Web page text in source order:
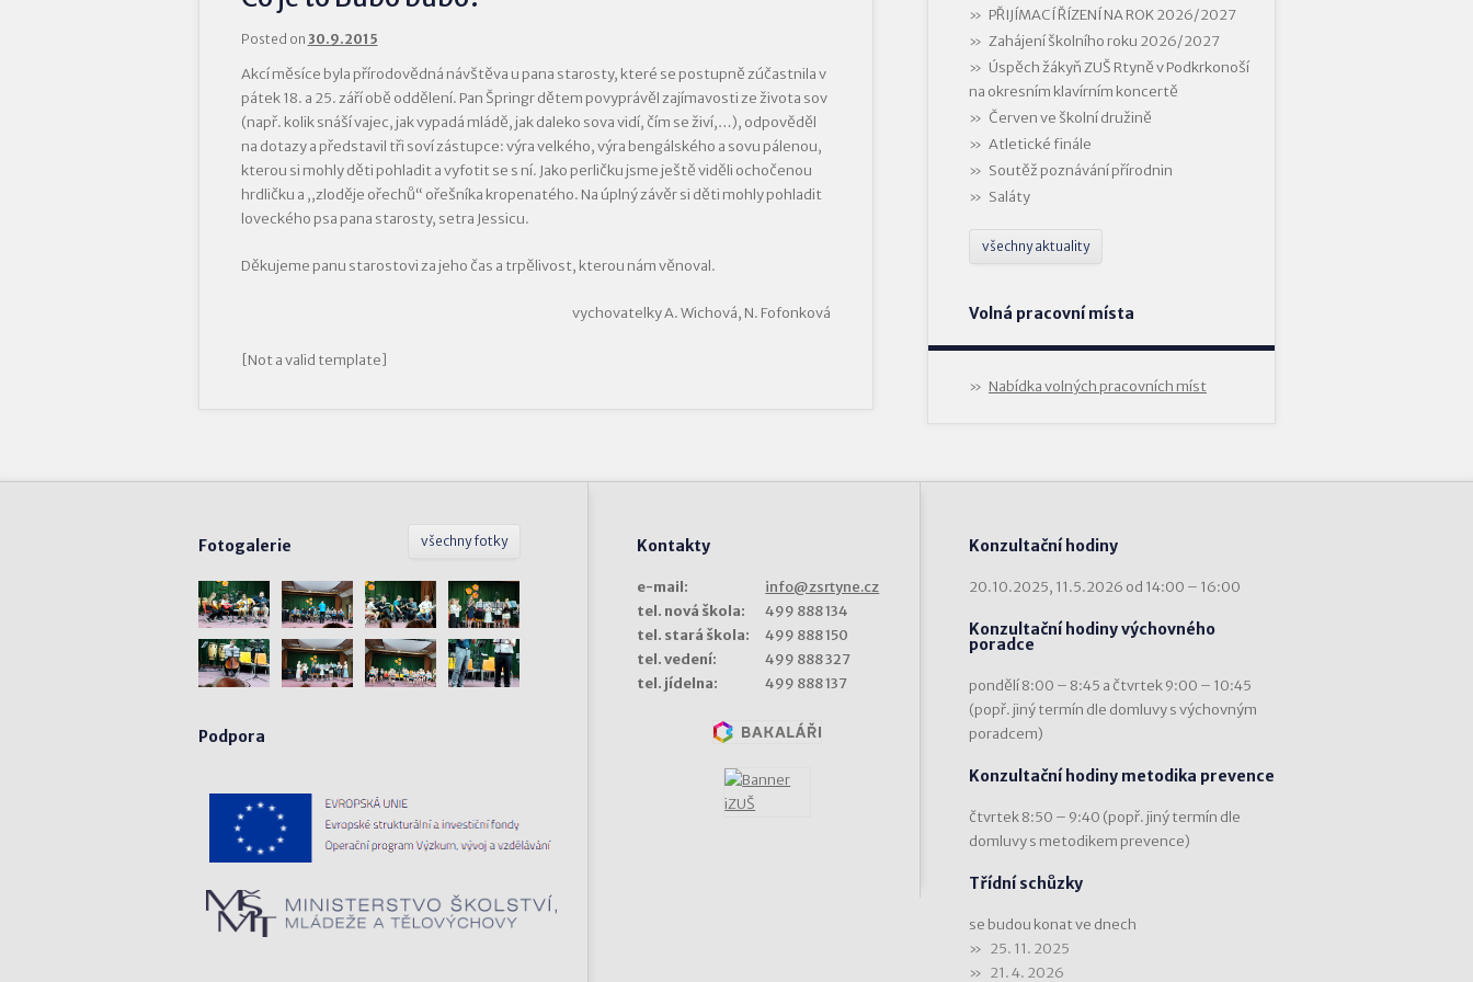
Posted on 30.9.2015
Akcí měsíce byla přírodovědná návštěva u pana starosty, které se postupně zúčastnila v
pátek 18. a 25. září obě oddělení. Pan Špringr dětem povyprávěl zajímavosti ze života sov
(např. kolik snáší vajec, jak vypadá mládě, jak daleko sova vidí, čím se živí,…), odpověděl
na dotazy a představil tři soví zástupce: výra velkého, výra bengálského a sovu pálenou,
kterou si mohly děti pohladit a vyfotit se s ní. Jako perličku jsme ještě viděli ochočenou
hrdličku a ,,zloděje ořechů“ ořešníka kropenatého. Na úplný závěr si děti mohly pohladit
loveckého psa pana starosty, setra Jessicu.
Děkujeme panu starostovi za jeho čas a trpělivost, kterou nám věnoval.
vychovatelky A. Wichová, N. Fofonková
[Not a valid template]
PŘIJÍMACÍ ŘÍZENÍ NA ROK 2026/2027
Zahájení školního roku 2026/2027
Úspěch žákyň ZUŠ Rtyně v Podkrkonoší
na okresním klavírním koncertě
Červen ve školní družině
Atletické finále
Soutěž poznávání přírodnin
Saláty
všechny aktuality
Volná pracovní místa
Nabídka volných pracovních míst
všechny fotky
Fotogalerie
Podpora
Kontakty
e-mail:
info@zsrtyne.cz
tel. nová škola:
499 888 134
tel. stará škola:
499 888 150
tel. vedení:
499 888 327
tel. jídelna:
499 888 137
Konzultační hodiny
20.10.2025, 11.5.2026 od 14:00 – 16:00
Konzultační hodiny výchovného
poradce
pondělí 8:00 – 8:45 a čtvrtek 9:00 – 10:45
(popř. jiný termín dle domluvy s výchovným
poradcem)
Konzultační hodiny metodika prevence
čtvrtek 8:50 – 9:40 (popř. jiný termín dle
domluvy s metodikem prevence)
Třídní schůzky
se budou konat ve dnech
25. 11. 2025
21. 4. 2026